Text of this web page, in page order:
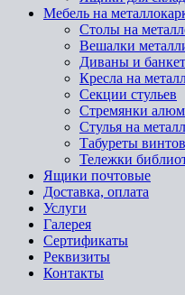
Мебель на
Cтолы на
Вешалки
Диваны и
Кресла на
Секции стульев
Стремянки
Стулья на
Табуреты
Тележки
Ящики почтовые
Доставка, оплата
Услуги
Галерея
Сертификаты
Реквизиты
Контакты